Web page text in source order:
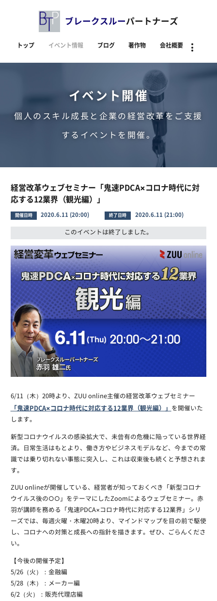
ブレークスルーパートナーズ
トップ イベント情報 ブログ 著作物 会社概要
イベント開催
個人のスキル成長と企業の経営改革をご支援
するイベントを開催。
経営改革ウェブセミナー「鬼速PDCA×コロナ時代に対
応する12業界（観光編）」
開催日時 2020.6.11 (20:00) 終了日時 2020.6.11 (21:00)
このイベントは終了しました。
6/11（木）20時より、ZUU online主催の経営改革ウェブセミナー
「鬼速PDCA×コロナ時代に対応する12業界（観光編）」 を開催いた
します。
新型コロナウイルスの感染拡大で、未曾有の危機に陥っている世界経
済。日常生活はもとより、働き方やビジネスモデルなど、今までの常
識では乗り切れない事態に突入し、これは収束後も続くと予想されま
す。
ZUU onlineが開催している、経営者が知っておくべき「新型コロナ
ウイルス後の○○」をテーマにしたZoomによるウェブセミナー。赤
羽が講師を務める「鬼速PDCA×コロナ時代に対応する12業界」シリ
ーズでは、毎週火曜・木曜20時より、マインドマップを目の前で駆使
し、コロナへの対策と成長への指針を描きます。ぜひ、ごらんくださ
い。
【今後の開催予定】
5/26（火）：金融編
5/28（木）：メーカー編
6/2（火）：販売代理店編